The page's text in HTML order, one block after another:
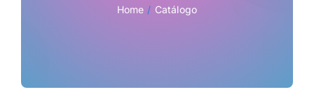
Home Catálogo